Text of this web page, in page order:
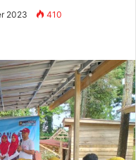
2023 410